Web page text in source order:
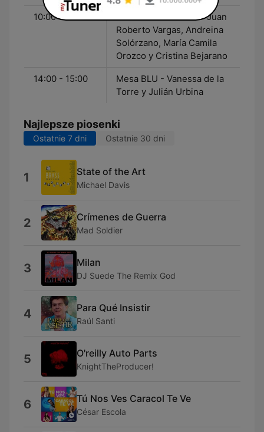
10:00 - 12:00
Sala de Prensa BLU - Juan
Roberto Vargas, Andreina
Solórzano, María Camila
Orozco y Cristina Bejarano
14:00 - 15:00
Mesa BLU - Vanessa de la
Torre y Julián Urbina
Najlepsze piosenki
Ostatnie 7 dni Ostatnie 30 dni
1 State of the Art
Michael Davis
2 Crímenes de Guerra
Mad Soldier
3 Milan
DJ Suede The Remix God
4 Para Qué Insistir
Raúl Santi
5 O'reilly Auto Parts
KnightTheProducer!
6 Tú Nos Ves Caracol Te Ve
César Escola